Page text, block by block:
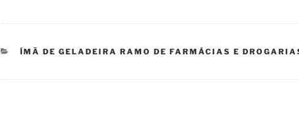
CATEGORIAS
ÍMÃ DE GELADEIRA RAMO DE FARMÁCIAS E